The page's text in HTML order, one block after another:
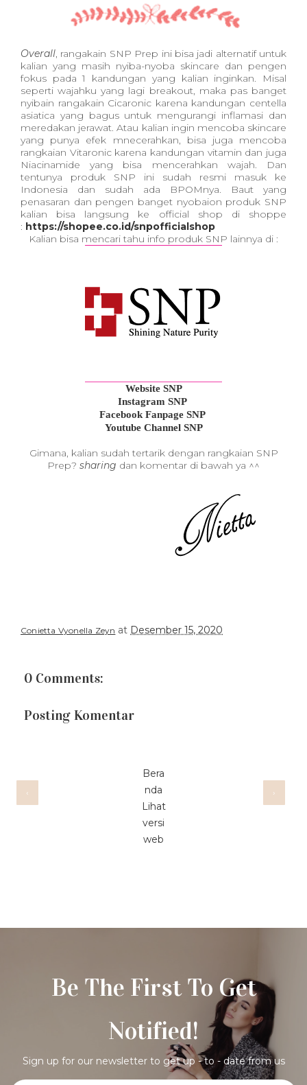
Overall, rangakain SNP Prep ini bisa jadi alternatif untuk
kalian yang masih nyiba-nyoba skincare dan pengen
fokus pada 1 kandungan yang kalian inginkan. Misal
seperti wajahku yang lagi breakout, maka pas banget
nyibain rangakain Cicaronic karena kandungan centella
asiatica yang bagus untuk mengurangi inflamasi dan
meredakan jerawat. Atau kalian ingin mencoba skincare
yang punya efek mnecerahkan, bisa juga mencoba
rangkaian Vitaronic karena kandungan vitamin dan juga
Niacinamide yang bisa mencerahkan wajah. Dan
tentunya produk SNP ini sudah resmi masuk ke
Indonesia dan sudah ada BPOMnya. Baut yang
penasaran dan pengen banget nyobaion produk SNP
kalian bisa langsung ke official shop di shoppe
: https://shopee.co.id/snpofficialshop
Kalian bisa mencari tahu info produk SNP lainnya di :
Website SNP
Instagram SNP
Facebook Fanpage SNP
Youtube Channel SNP
Gimana, kalian sudah tertarik dengan rangkaian SNP
Prep? sharing dan komentar di bawah ya ^^
Conietta Vyonella Zeyn at Desember 15, 2020
0 Comments:
Posting Komentar
‹ ›
Bera
nda
Lihat
versi
web
Be The First To Get
Notified!
Sign up for our newsletter to get up - to - date from us